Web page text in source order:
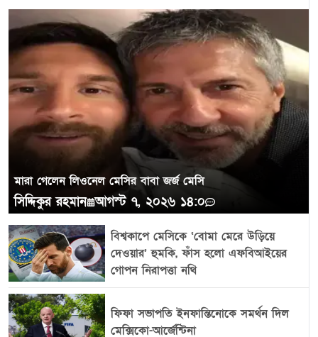
কোম্পানির বক্তব্য, নমুনা তৈরির ব্যবস্থায়
প্রযুক্তিগত সমস্যার কারণেই এমন অসামঞ্জস্য
দেখা গেছে। বিষয়টি সামনে আসার পর সংশ্লিষ্ট
সুবিধা বন্ধ করে নতুন অর্ডারও সাময়িকভাবে
স্থগিত করা হয়েছে।
মারা গেলেন লিওনেল মেসির বাবা জর্জ মেসি
সিদ্দিকুর রহমান আগস্ট ৭, ২০২৬ ১৪:০
বিশ্বকাপে মেসিকে ‘বোমা মেরে উড়িয়ে
দেওয়ার’ হুমকি, ফাঁস হলো এফবিআইয়ের
গোপন নিরাপত্তা নথি
ফিফা সভাপতি ইনফান্তিনোকে সমর্থন দিল
মেক্সিকো-আর্জেন্টিনা